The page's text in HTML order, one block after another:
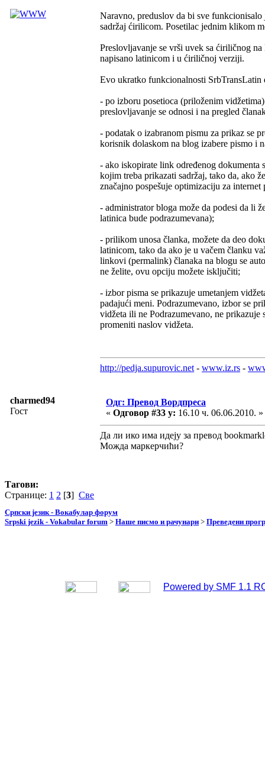
Naravno, preduslov da bi sve
sadržaj ćirilicom. Posetilac jednim klikom
Preslovljavanje se vrši uvek sa ćiriličnog
napisano latinicom i u ćiriličnoj verziji.
Evo ukratko funkcionalnosti SrbTransLatin
- po izboru posetioca (priloženim
preslovljavanje se odnosi i na pregled
- podatak o izabranom pismu za prikaz se
korisnik dolaskom na blog izabere pismo i
- ako iskopirate link određenog dokumenta
kojim treba prikazati sadržaj, tako da, ako
značajno pospešuje optimizaciju za
- administrator bloga može da podesi da li
latinica bude podrazumevana);
- prilikom unosa članka, možete da deo
latinicom, tako da ako je u vačem članku
linkovi (permalink) članaka na blogu se
ne želite, ovu opciju možete isključiti;
- izbor pisma se prikazuje umetanjem
padajući meni. Podrazumevano, izbor se
vidžeta ili ne Podrazumevano, ne
promeniti naslov vidžeta.
http://pedja.supurovic.net - www.iz.rs -
charmed94
Гост
Одг: Превод Вордпреса
« Одговор #33 у: 16.10 ч. 06.06.2010. »
Да ли ико има идеју за превод
Можда маркерчићи?
Тагови:
Странице: 1 2 [3] Све
Српски језик - Вокабулар форум
Srpski jezik - Vokabular forum > Наше писмо и рачунари > Преведени
Powered by SMF 1.1